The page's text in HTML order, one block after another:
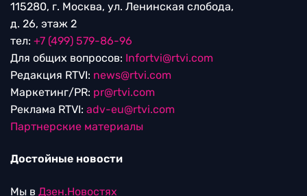
115280, г. Москва, ул. Ленинская слобода,
д. 26, этаж 2
тел: +7 (499) 579-86-96
Для общих вопросов: Infortvi@rtvi.com
Редакция RTVI: news@rtvi.com
Маркетинг/PR: pr@rtvi.com
Реклама RTVI: adv-eu@rtvi.com
Партнерские материалы
Достойные новости
Мы в Дзен.Новостях